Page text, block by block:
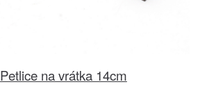
Petlice na vrátka 14cm